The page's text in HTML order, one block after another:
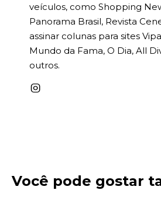
veículos, como Shopping
Panorama Brasil, Revista
assinar colunas para sites
Mundo da Fama, O Dia, All
outros.
Você pode gostar